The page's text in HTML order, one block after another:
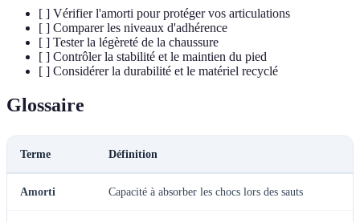
[ ] Vérifier l'amorti pour protéger vos articulations
[ ] Comparer les niveaux d'adhérence
[ ] Tester la légèreté de la chaussure
[ ] Contrôler la stabilité et le maintien du pied
[ ] Considérer la durabilité et le matériel recyclé
Glossaire
Terme Définition
Amorti Capacité à absorber les chocs lors des sauts